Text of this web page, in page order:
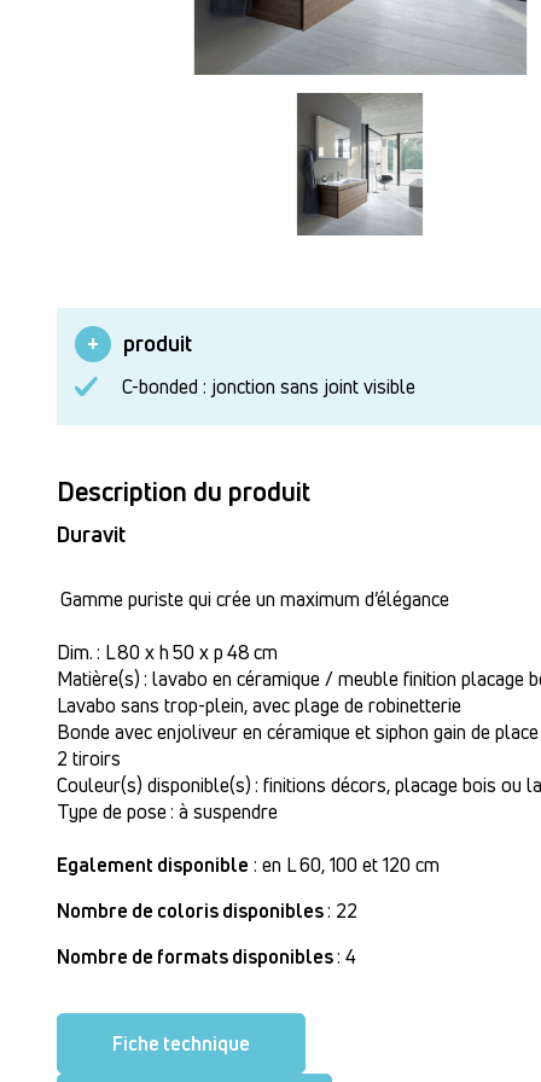
produit
C-bonded : jonction sans joint visible
Description du produit
Duravit
Gamme puriste qui crée un maximum d’élégance
Dim. : L 80 x h 50 x p 48 cm
Matière(s) : lavabo en céramique / meuble finition placage
Lavabo sans trop-plein, avec plage de robinetterie
Bonde avec enjoliveur en céramique et siphon gain de
2 tiroirs
Couleur(s) disponible(s) : finitions décors, placage bois ou
Type de pose : à suspendre
Egalement disponible : en L 60, 100 et 120 cm
Nombre de coloris disponibles: 22
Nombre de formats disponibles: 4
Fiche technique